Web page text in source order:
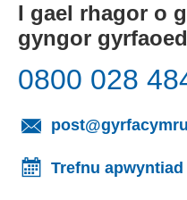
I gael rhagor o
gyngor
0800 028
Trefnu apwyntiad